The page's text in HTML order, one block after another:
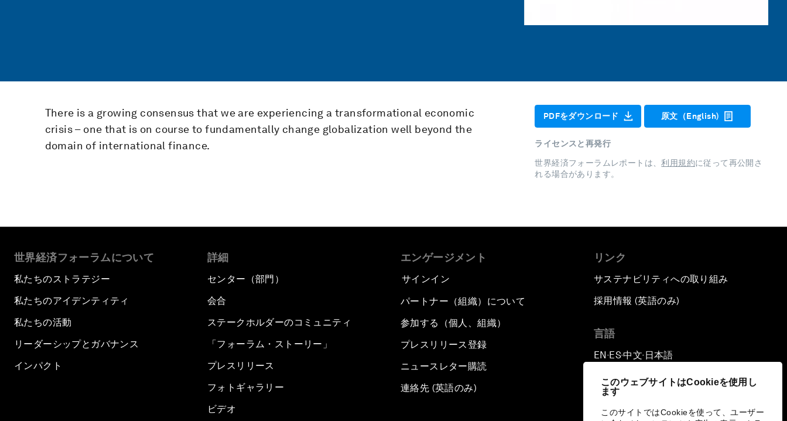
このウェブサイトはCookieを使用し
ます
このサイトではCookieを使って、ユーザー
There is a growing consensus that we are experiencing a transformational economic
crisis – one that is on course to fundamentally change globalization well beyond the
domain of international finance.
PDFをダウンロード 原文（English)
ライセンスと再発行
世界経済フォーラムレポートは、利用規約に従って再公開さ
れる場合があります。
世界経済フォーラムについて
私たちのストラテジー
私たちのアイデンティティ
私たちの活動
リーダーシップとガバナンス
インパクト
詳細
センター（部門）
会合
ステークホルダーのコミュニティ
「フォーラム・ストーリー」
プレスリリース
フォトギャラリー
ビデオ
エンゲージメント
サインイン
パートナー（組織）について
参加する（個人、組織）
プレスリリース登録
ニュースレター購読
連絡先 (英語のみ)
リンク
サステナビリティへの取り組み
採用情報 (英語のみ)
言語
EN ▪ES▪中文▪ 日本語